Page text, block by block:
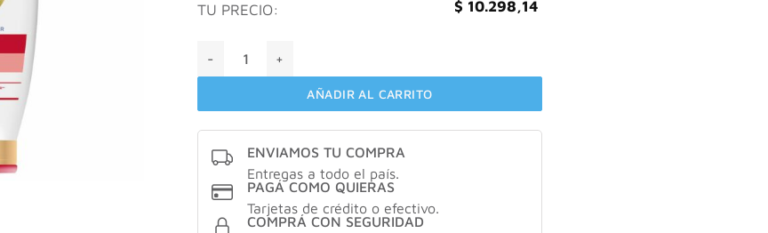
TU PRECIO: $ 10.298,14
AÑADIR AL CARRITO
ENVIAMOS TU COMPRA
Entregas a todo el país.
PAGÁ COMO QUIERAS
Tarjetas de crédito o efectivo.
COMPRÁ CON SEGURIDAD